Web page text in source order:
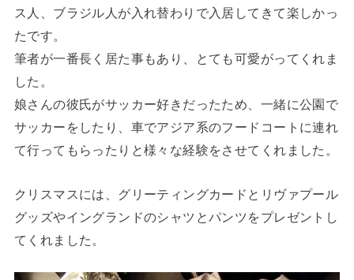
ス人、ブラジル人が入れ替わりで入居してきて楽しかっ
たです。
筆者が一番長く居た事もあり、とても可愛がってくれま
した。
娘さんの彼氏がサッカー好きだったため、一緒に公園で
サッカーをしたり、車でアジア系のフードコートに連れ
て行ってもらったりと様々な経験をさせてくれました。
クリスマスには、グリーティングカードとリヴァプール
グッズやイングランドのシャツとパンツをプレゼントし
てくれました。